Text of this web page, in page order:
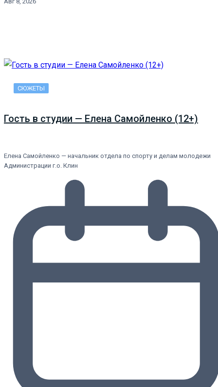
СЮЖЕТЫ
Гость в студии — Елена Самойленко (12+)
Елена Самойленко — начальник отдела по спорту и делам молодежи
Администрации г.о. Клин